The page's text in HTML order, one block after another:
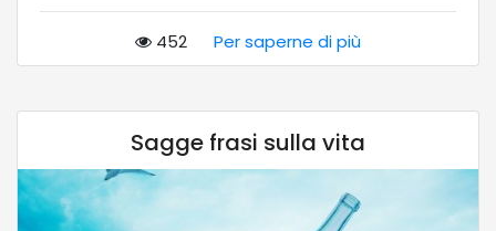
452 Per saperne di più
Sagge frasi sulla vita